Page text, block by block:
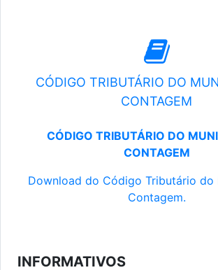
CÓDIGO TRIBUTÁRIO DO
CONTAGEM
CÓDIGO TRIBUTÁRIO DO
CONTAGEM
Download do Código Tributário do
Contagem.
INFORMATIVOS